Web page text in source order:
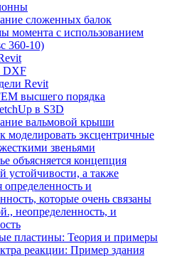
сложенных балок
момента с использованием
360-10)
DXF
Revit
высшего порядка
в S3D
вальмовой крыши
моделировать эксцентричные
звеньями
объясняется концепция
устойчивости, а также
определенность и
которые очень связаны
неопределенность, и
пластины: Теория и примеры
реакции: Пример здания